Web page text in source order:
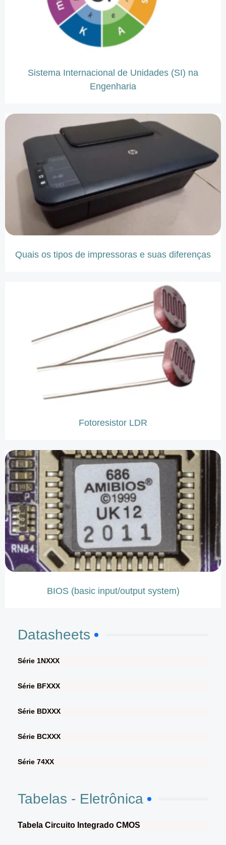
Sistema Internacional de Unidades (SI) na
Engenharia
Quais os tipos de impressoras e suas diferenças
Fotoresistor LDR
BIOS (basic input/output system)
Datasheets
Série 1NXXX
Série BFXXX
Série BDXXX
Série BCXXX
Série 74XX
Tabelas - Eletrônica
Tabela Circuito Integrado CMOS